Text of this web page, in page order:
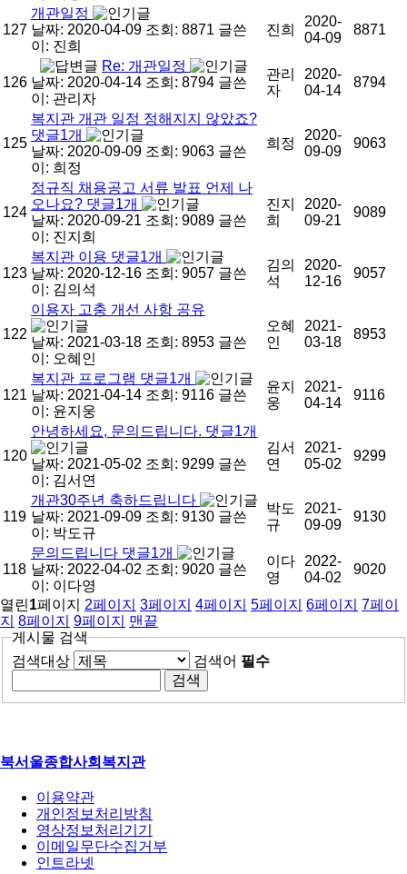
127
개관일정
날짜: 2020-04-09 조회: 8871 글쓴
이: 진희
진희
2020-
04-09
8871
126
Re: 개관일정
날짜: 2020-04-14 조회: 8794 글쓴
이: 관리자
관리
자
2020-
04-14
8794
125
복지관 개관 일정 정해지지 않았죠?
댓글1개
날짜: 2020-09-09 조회: 9063 글쓴
이: 희정
희정
2020-
09-09
9063
124
정규직 채용공고 서류 발표 언제 나
오나요? 댓글1개
날짜: 2020-09-21 조회: 9089 글쓴
이: 진지희
진지
희
2020-
09-21
9089
123
복지관 이용 댓글1개
날짜: 2020-12-16 조회: 9057 글쓴
이: 김의석
김의
석
2020-
12-16
9057
122
이용자 고충 개선 사항 공유
날짜: 2021-03-18 조회: 8953 글쓴
이: 오혜인
오혜
인
2021-
03-18
8953
121
복지관 프로그램 댓글1개
날짜: 2021-04-14 조회: 9116 글쓴
이: 윤지웅
윤지
웅
2021-
04-14
9116
120
안녕하세요, 문의드립니다. 댓글1개
날짜: 2021-05-02 조회: 9299 글쓴
이: 김서연
김서
연
2021-
05-02
9299
119
개관30주년 축하드립니다
날짜: 2021-09-09 조회: 9130 글쓴
이: 박도규
박도
규
2021-
09-09
9130
118
문의드립니다 댓글1개
날짜: 2022-04-02 조회: 9020 글쓴
이: 이다영
이다
영
2022-
04-02
9020
열린1페이지 2페이지 3페이지 4페이지 5페이지 6페이지 7페이
지 8페이지 9페이지
맨끝
게시물 검색
검색대상
검색어 필수
북서울종합사회복지관
이용약관
개인정보처리방침
영상정보처리기기
이메일무단수집거부
인트라넷